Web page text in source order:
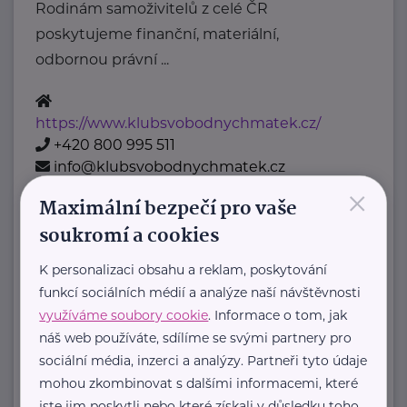
Rodinám samoživitelů z celé ČR
poskytujeme finanční, materiální,
odbornou právní ...
https://www.klubsvobodnychmatek.cz/
+420 800 995 511
info@klubsvobodnychmatek.cz
Oděvní banka z.s.
"Dáváme oblečení nový život,
pomáháme potřebným."
Oděvní banka je charitativní
organizace, která každoročně
poskytuje více ...
×
Maximální bezpečí pro vaše
soukromí a cookies
K personalizaci obsahu a reklam, poskytování
funkcí sociálních médií a analýze naší návštěvnosti
využíváme soubory cookie. Informace o tom, jak
náš web používáte, sdílíme se svými partnery pro
sociální média, inzerci a analýzy. Partneři tyto údaje
mohou zkombinovat s dalšími informacemi, které